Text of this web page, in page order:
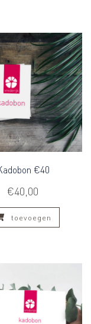
€40
€40,00
toevoegen